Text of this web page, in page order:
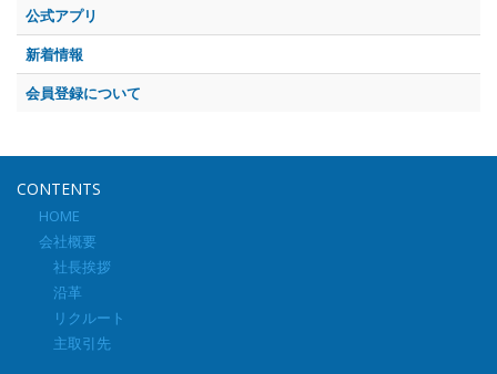
公式アプリ
新着情報
会員登録について
CONTENTS
HOME
会社概要
社長挨拶
沿革
リクルート
主取引先